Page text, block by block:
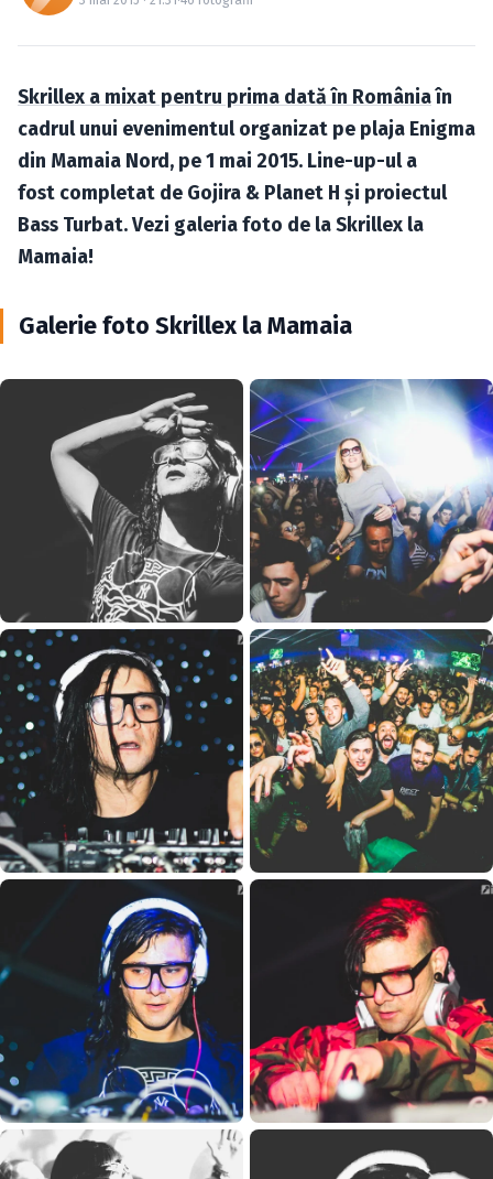
Caută în site...
Skrillex a mixat pentru prima dată în Româniaîn
cadrul unui evenimentul organizat pe plaja Enigma
din Mamaia Nord, pe 1 mai 2015. Line-up-ul a
fost completat de Gojira & Planet H şi proiectul
Bass Turbat. Vezi galeria foto de la Skrillex la
Mamaia!
Galerie foto Skrillex la Mamaia